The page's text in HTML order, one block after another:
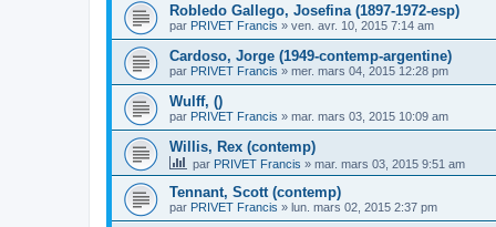
Robledo Gallego, Josefina (1897-1972-esp)
par PRIVET Francis » ven. avr. 10, 2015 7:14 am
Cardoso, Jorge (1949-contemp-argentine)
par PRIVET Francis » mer. mars 04, 2015 12:28 pm
Wulff, ()
par PRIVET Francis » mar. mars 03, 2015 10:09 am
Willis, Rex (contemp)
par PRIVET Francis » mar. mars 03, 2015 9:51 am
Tennant, Scott (contemp)
par PRIVET Francis » lun. mars 02, 2015 2:37 pm